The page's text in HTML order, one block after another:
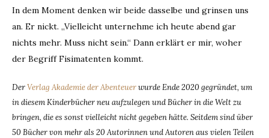
In dem Moment denken wir beide dasselbe und grinsen uns
an. Er nickt. „Vielleicht unternehme ich heute abend gar
nichts mehr. Muss nicht sein.“ Dann erklärt er mir, woher
der Begriff Fisimatenten kommt.
DerVerlag Akademie der Abenteuerwurde Ende 2020 gegründet, um
in diesem Kinderbücher neu aufzulegen und Bücher in die Welt zu
bringen, die es sonst vielleicht nicht gegeben hätte. Seitdem sind über
50 Bücher von mehr als 20 Autorinnen und Autoren aus vielen Teilen